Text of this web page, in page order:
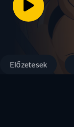
Előzetesek